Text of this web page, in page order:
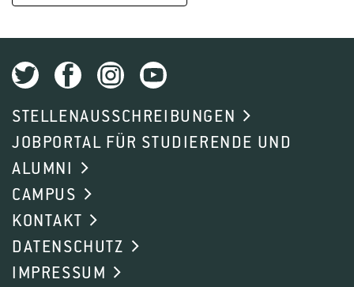
STELLENAUSSCHREIBUNGEN
JOBPORTAL FÜR STUDIERENDE UND
ALUMNI
CAMPUS
KONTAKT
DATENSCHUTZ
IMPRESSUM